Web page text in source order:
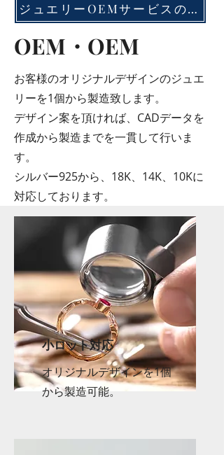
ジュエリーOEMサービスの詳細はこちらより（クリック)
OEM・OEM
お客様のオリジナルデザインのジュエ
リーを1個から製造致します。
デザイン案を頂ければ、CADデータを
作成から製造までを一貫して行いま
す。
​シルバー925から、18K、14K、10Kに
対応しております。
小ロット対応
オリジナルデザインを1個
から製造可能。